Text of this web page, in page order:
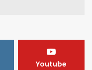
Youtube